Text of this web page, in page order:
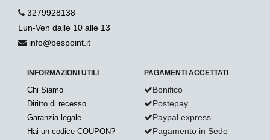
3279928138
Lun-Ven dalle 10 alle 13
info@bespoint.it
INFORMAZIONI UTILI
Chi Siamo
Diritto di recesso
Garanzia legale
Hai un codice COUPON?
PAGAMENTI ACCETTATI
Bonifico
Postepay
Paypal express
Pagamento in Sede